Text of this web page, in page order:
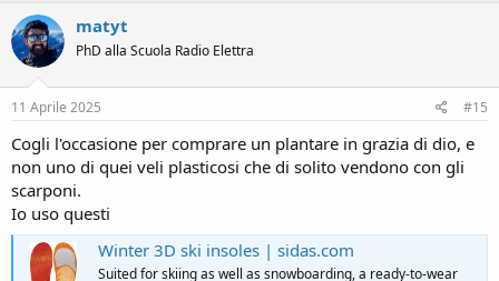
t
i
n
:
matyt
PhD alla Scuola Radio Elettra
11 Aprile 2025 #15
Cogli l'occasione per comprare un plantare in grazia di dio, e
non uno di quei veli plasticosi che di solito vendono con gli
scarponi.
Io uso questi
Winter 3D ski insoles | sidas.com
Suited for skiing as well as snowboarding, a ready-to-wear